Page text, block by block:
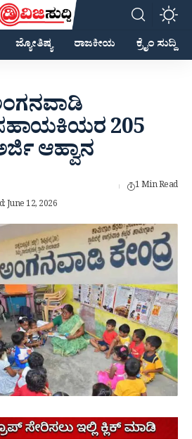
ಜ್ಯೋತಿಷ್ಯ ರಾಜಕೀಯ ಕ್ರೈಂ ಸುದ್ದಿ
205
ಆಹ್ವಾನ
June 12, 2026
1 Min Read